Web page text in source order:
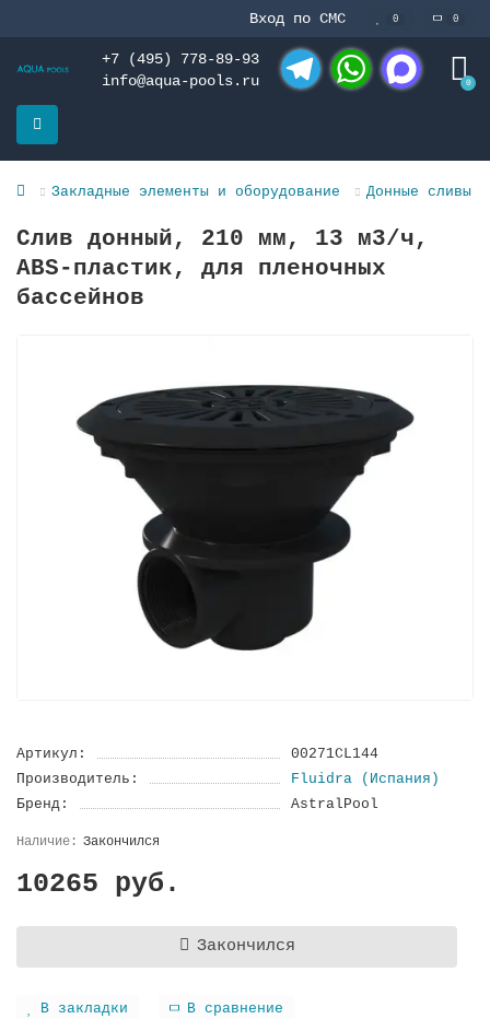
Вход по СМС 0 0
+7 (495) 778-89-93
info@aqua-pools.ru
0
Закладные элементы и оборудование Донные сливы
Слив донный, 210 мм, 13 м3/ч,
ABS-пластик, для пленочных
баcсейнов
Артикул:
00271CL144
Производитель:
Fluidra (Испания)
Бренд:
AstralPool
Закончился
10265 руб.
Закончился
В закладки В сравнение